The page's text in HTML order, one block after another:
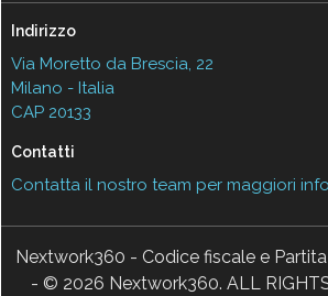
Indirizzo
Via Moretto da Brescia, 22
Milano - Italia
CAP 20133
Contatti
Contatta il nostro team per maggiori
Nextwork360 - Codice fiscale e
- © 2026 Nextwork360. ALL RIGHTS